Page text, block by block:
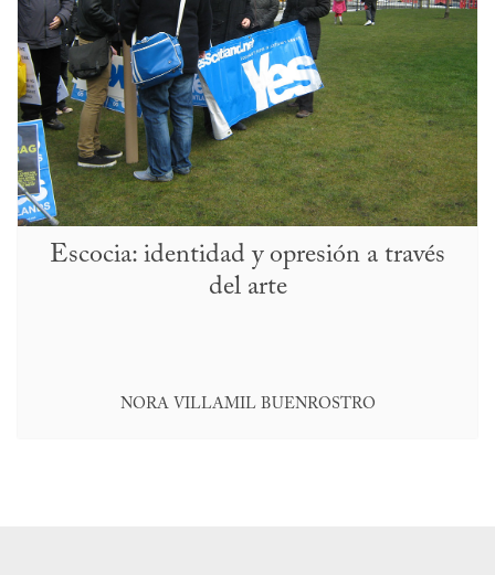
Escocia: identidad y opresión a través
del arte
NORA VILLAMIL BUENROSTRO